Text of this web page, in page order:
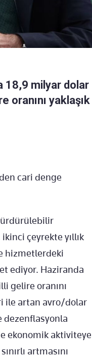
18,9 milyar dolar
oranını yaklaşık
cari denge
çeyrekte yıllık
hizmetlerdeki
ediyor. Haziranda
gelire oranını
ile artan avro/dolar
dezenflasyonla
ekonomik aktiviteye
artmasını